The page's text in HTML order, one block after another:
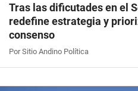
Tras las dificutades en el
redefine estrategia y
consenso
Por Sitio Andino Política